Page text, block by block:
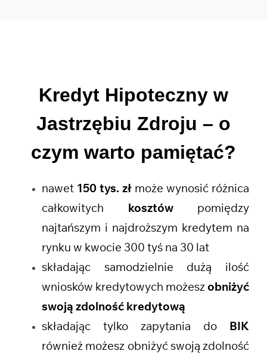
Kredyt Hipoteczny w
Jastrzębiu Zdroju – o
czym warto pamiętać?
nawet 150 tys. zł może wynosić różnica
całkowitych kosztówpomiędzy
najtańszym i najdroższym kredytem na
rynku w kwocie 300 tyś na 30 lat
składając samodzielnie dużą ilość
wniosków kredytowych możesz obniżyć
swoją zdolność kredytową
składając tylko zapytania do BIK
również możesz obniżyć swoją zdolność